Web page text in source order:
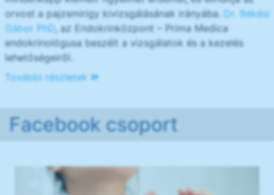
orvost a pajzsmirigy kivizsgálásának irányába. Dr. Békési
Gábor PhD, az Endokrinközpont – Prima Medica
endokrinológusa beszélt a vizsgálatok és a kezelés
lehetőségeiről.
További részletek
Facebook csoport